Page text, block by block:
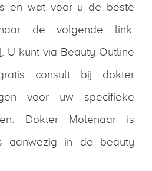
en wat voor u de beste
de volgende link:
. U kunt via Beauty Outline
consult bij dokter
voor uw specifieke
Dokter Molenaar is
aanwezig in de beauty